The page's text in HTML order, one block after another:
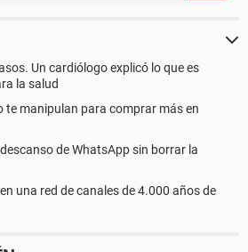
Un cardiólogo explicó lo que es
la salud
te manipulan para comprar más en
de WhatsApp sin borrar la
una red de canales de 4.000 años de